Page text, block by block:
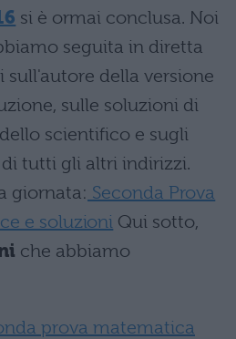
si è ormai conclusa. Noi
seguita in diretta
della versione
sulle soluzioni di
scientifico e sugli
tutti gli altri indirizzi.
giornata: Seconda Prova
e soluzioni Qui sotto,
che abbiamo
prova matematica